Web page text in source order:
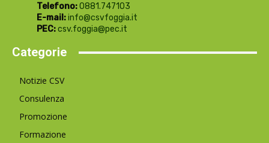
Telefono:0881.747103
E-mail:info@csvfoggia.it
PEC:csv.foggia@pec.it
Categorie
Notizie CSV
Consulenza
Promozione
Formazione